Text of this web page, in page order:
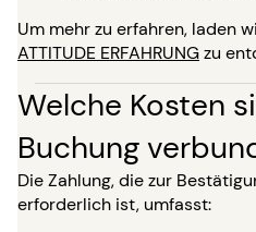
Um mehr zu erfahren, laden
ATTITUDE ERFAHRUNGzu
Welche Kosten
Buchung
Die Zahlung, die zur
erforderlich ist, umfasst: